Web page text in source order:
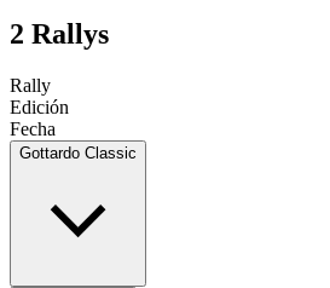
2 Rallys
Rally
Edición
Fecha
Gottardo Classic